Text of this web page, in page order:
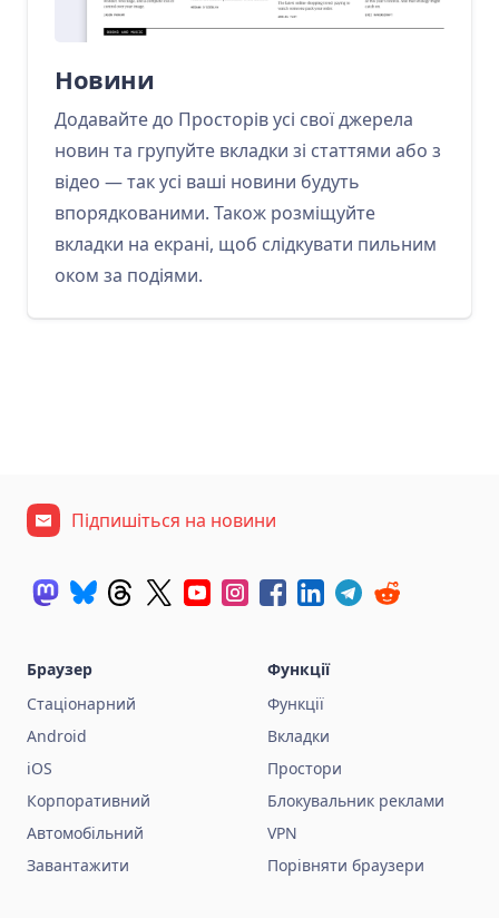
Новини
Додавайте до Просторів усі свої джерела
новин та групуйте вкладки зі статтями або з
відео — так усі ваші новини будуть
впорядкованими. Також розміщуйте
вкладки на екрані, щоб слідкувати пильним
оком за подіями.
Підпишіться на новини
Браузер
Стаціонарний
Android
iOS
Корпоративний
Автомобільний
Завантажити
Функції
Функції
Вкладки
Простори
Блокувальник реклами
VPN
Порівняти браузери